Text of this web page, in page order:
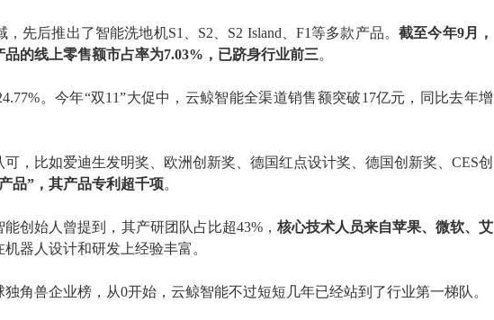
先后推出了智能洗地机S1、S2、S2 Island、F1等多款产品。截至今年9月，
品的线上零售额市占率为7.03%， 已跻身行业前三。
。 今年“双11”大促中 ，云鲸智能全渠道销售额突破17亿元，同比去年增
，比如爱迪生发明奖、欧洲创新奖、德国红点设计奖、德国创新奖、 CES创
品”，其产品专利超千项。
能创始人曾提到，其产研团队占比超43%， 核心技术人员来自苹果、微软、艾
机器人设计和研发上经验丰富。
独角兽企业榜 ， 从0开始，云鲸智能不过短短几年已经站到了行业第一梯队。